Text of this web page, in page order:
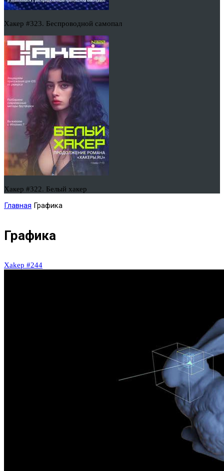
Хакер #323. Беспроводной самопал
Хакер #322. Белый хакер
Главная Графика
Графика
Xakep #244